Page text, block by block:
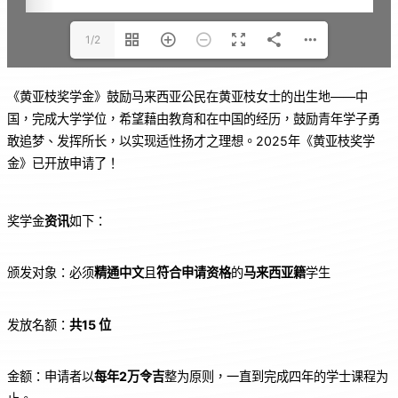
1/2
《黄亚枝奖学金》鼓励马来西亚公民在黄亚枝女士的出生地——中
国，完成大学学位，希望藉由教育和在中国的经历，鼓励青年学子勇
敢追梦、发挥所长，以实现适性扬才之理想。2025年《黄亚枝奖学
金》已开放申请了！
奖学金资讯如下：
颁发对象：必须精通中文且符合申请资格的马来西亚籍学生
发放名额： 共15位
金额：申请者以每年2万令吉整为原则，一直到完成四年的学士课程为